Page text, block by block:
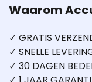
Waarom
✓ GRATIS
✓ SNELLE
✓ 30 DAGEN